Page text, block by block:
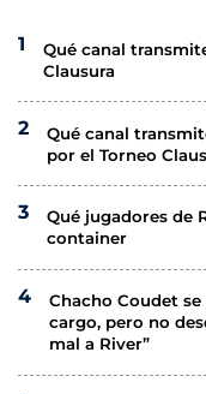
Qué canal
Clausura
Qué canal
por el Torneo
Qué jugadores de
container
Chacho Coudet
cargo, pero no
mal a River”